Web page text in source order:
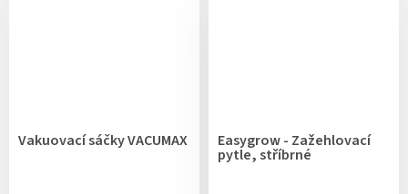
Vakuovací sáčky VACUMAX Easygrow - Zažehlovací
pytle, stříbrné